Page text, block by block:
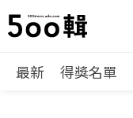
最新 得獎名單